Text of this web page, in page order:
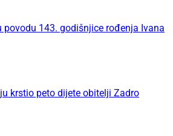
povodu 143. godišnjice rođenja Ivana
krstio peto dijete obitelji Zadro